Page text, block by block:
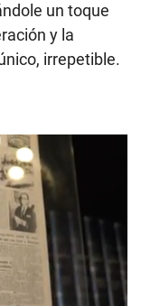
un toque
y la
irrepetible.